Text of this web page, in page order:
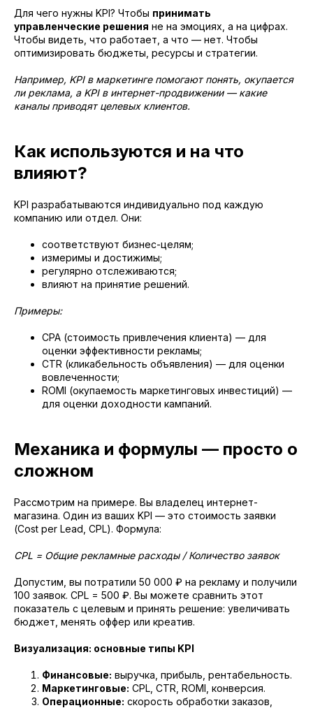
Для чего нужны KPI? Чтобы принимать
управленческие решения не на эмоциях, а на цифрах.
Чтобы видеть, что работает, а что — нет. Чтобы
оптимизировать бюджеты, ресурсы и стратегии.
Например, KPI в маркетинге помогают понять, окупается
ли реклама, а KPI в интернет-продвижении — какие
каналы приводят целевых клиентов.
Как используются и на что
влияют?
KPI разрабатываются индивидуально под каждую
компанию или отдел. Они:
соответствуют бизнес-целям;
измеримы и достижимы;
регулярно отслеживаются;
влияют на принятие решений.
Примеры:
CPA (стоимость привлечения клиента) — для
оценки эффективности рекламы;
CTR (кликабельность объявления) — для оценки
вовлеченности;
ROMI (окупаемость маркетинговых инвестиций) —
для оценки доходности кампаний.
Механика и формулы — просто о
сложном
Рассмотрим на примере. Вы владелец интернет-
магазина. Один из ваших KPI — это стоимость заявки
(Cost per Lead, CPL). Формула:
CPL = Общие рекламные расходы / Количество заявок
Допустим, вы потратили 50 000 ₽ на рекламу и получили
100 заявок. CPL = 500 ₽. Вы можете сравнить этот
показатель с целевым и принять решение: увеличивать
бюджет, менять оффер или креатив.
Визуализация: основные типы KPI
Финансовые: выручка, прибыль, рентабельность.
Маркетинговые: CPL, CTR, ROMI, конверсия.
Операционные: скорость обработки заказов,